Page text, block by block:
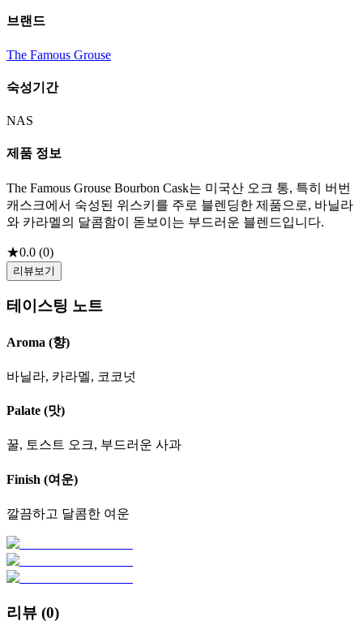
브랜드
The Famous Grouse
숙성기간
NAS
제품 정보
The Famous Grouse Bourbon Cask는 미국산 오크 통, 특히 버번
캐스크에서 숙성된 위스키를 주로 블렌딩한 제품으로, 바닐라
와 카라멜의 달콤함이 돋보이는 부드러운 블렌드입니다.
★0.0 (0)
리뷰보기
테이스팅 노트
Aroma (향)
바닐라, 카라멜, 코코넛
Palate (맛)
꿀, 토스트 오크, 부드러운 사과
Finish (여운)
깔끔하고 달콤한 여운
리뷰 (0)